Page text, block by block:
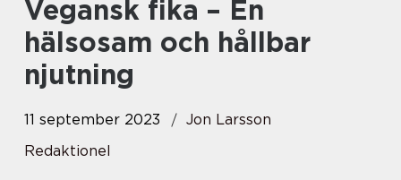
Vegansk fika – En
hälsosam och hållbar
njutning
11 september 2023
Jon Larsson
Redaktionel